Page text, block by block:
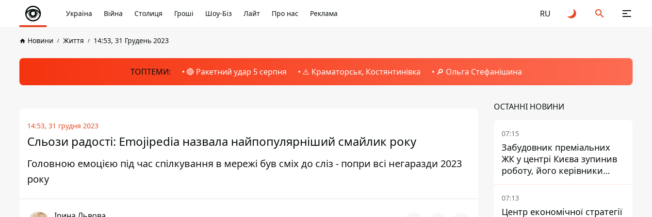
Україна Війна Столиця Гроші Шоу-Біз Лайт Про нас Реклама RU
Новини Життя 14:53, 31 Грудень 2023
ТОПТЕМИ: 🔴 Ракетний удар 5 серпня ⚠️ Краматорськ, Костянтинівка 🔎 Ольга Стефанішина
14:53, 31 грудня 2023
Сльози радості: Emojipedia назвала найпопулярніший смайлик року
Головною емоцією під час спілкування в мережі був сміх до сліз - попри всі негаразди 2023
року
ОСТАННІ НОВИНИ
07:15
Забудовник преміальних
ЖК у центрі Києва зупинив
роботу, його керівники
втекли з України - Bihus.info
07:13
Центр економічної стратегії